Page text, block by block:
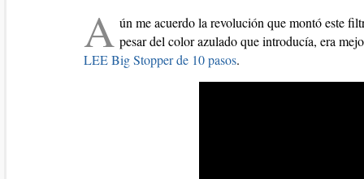
A ún me acuerdo la revolución que montó este
pesar del color azulado que introducía, era
LEE Big Stopper de 10 pasos.